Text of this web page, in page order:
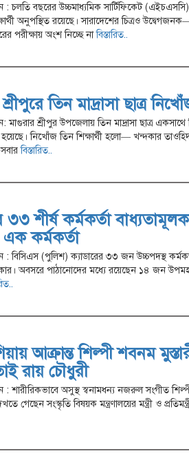
: চলতি বছরের উচ্চমাধ্যমিক সার্টিফিকেট
অনুপস্থিত রয়েছে। সারাদেশের চিত্রও
পরীক্ষায় অংশ নিচ্ছে নাবিস্তারিত..
তিন মাদ্রাসা ছাত্র
মাগুরার শ্রীপুর উপজেলায় তিন মাদ্রাসা ছাত্র
হয়েছে। নিখোঁজ তিন শিক্ষার্থী হলো— খন্দকার
বিস্তারিত..
৩৩ শীর্ষ কর্মকর্তা
কর্মকর্তা
: বিসিএস (পুলিশ) ক্যাডারের ৩৩ জন উচ্চপদস্থ
অবসরে পাঠানোদের মধ্যে রয়েছেন ১৪ জন
আক্রান্ত শিল্পী শবনম
রায় চৌধুরী
: শারীরিকভাবে অসুস্থ স্বনামধন্য নজরুল সংগীত
গেছেন সংস্কৃতি বিষয়ক মন্ত্রণালয়ের মন্ত্রী ও